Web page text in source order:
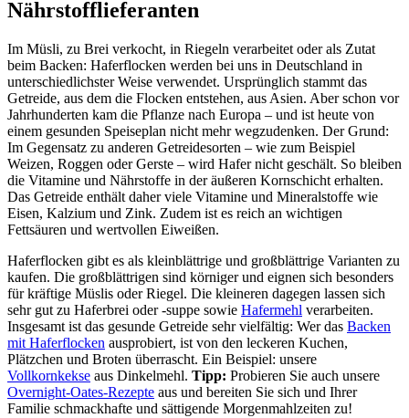
Nährstofflieferanten
Im Müsli, zu Brei verkocht, in Riegeln verarbeitet oder als Zutat
beim Backen: Haferflocken werden bei uns in Deutschland in
unterschiedlichster Weise verwendet. Ursprünglich stammt das
Getreide, aus dem die Flocken entstehen, aus Asien. Aber schon vor
Jahrhunderten kam die Pflanze nach Europa – und ist heute von
einem gesunden Speiseplan nicht mehr wegzudenken. Der Grund:
Im Gegensatz zu anderen Getreidesorten – wie zum Beispiel
Weizen, Roggen oder Gerste – wird Hafer nicht geschält. So bleiben
die Vitamine und Nährstoffe in der äußeren Kornschicht erhalten.
Das Getreide enthält daher viele Vitamine und Mineralstoffe wie
Eisen, Kalzium und Zink. Zudem ist es reich an wichtigen
Fettsäuren und wertvollen Eiweißen.
Haferflocken gibt es als kleinblättrige und großblättrige Varianten zu
kaufen. Die großblättrigen sind körniger und eignen sich besonders
für kräftige Müslis oder Riegel. Die kleineren dagegen lassen sich
sehr gut zu Haferbrei oder -suppe sowie Hafermehl verarbeiten.
Insgesamt ist das gesunde Getreide sehr vielfältig: Wer das Backen
mit Haferflocken ausprobiert, ist von den leckeren Kuchen,
Plätzchen und Broten überrascht. Ein Beispiel: unsere
Vollkornkekse aus Dinkelmehl. Tipp: Probieren Sie auch unsere
Overnight-Oates-Rezepte aus und bereiten Sie sich und Ihrer
Familie schmackhafte und sättigende Morgenmahlzeiten zu!